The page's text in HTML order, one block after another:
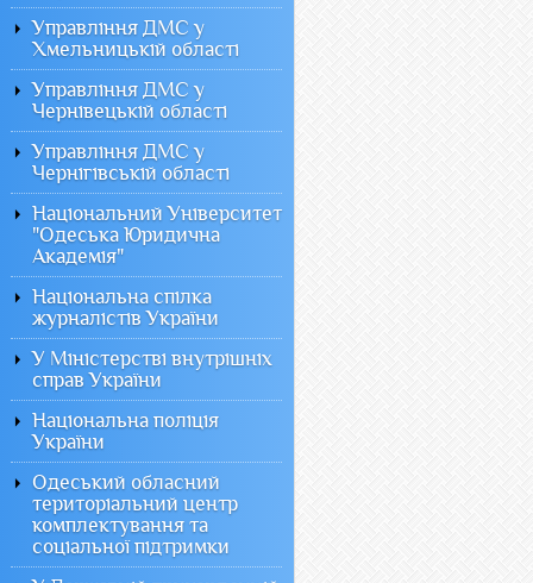
Управління ДМС у
Хмельницькій області
Управління ДМС у
Чернівецькій області
Управління ДМС у
Чернігівській області
Національний Університет
"Одеська Юридична
Академія"
Національна спілка
журналістів України
У Міністерстві внутрішніх
справ України
Національна поліція
України
Одеський обласний
територіальний центр
комплектування та
соціальної підтримки